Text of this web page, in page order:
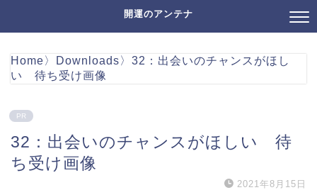
開運のアンテナ
Home〉 Downloads〉 32：出会いのチャンスがほし
い 待ち受け画像
PR
32：出会いのチャンスがほしい 待
ち受け画像
2021年8月15日